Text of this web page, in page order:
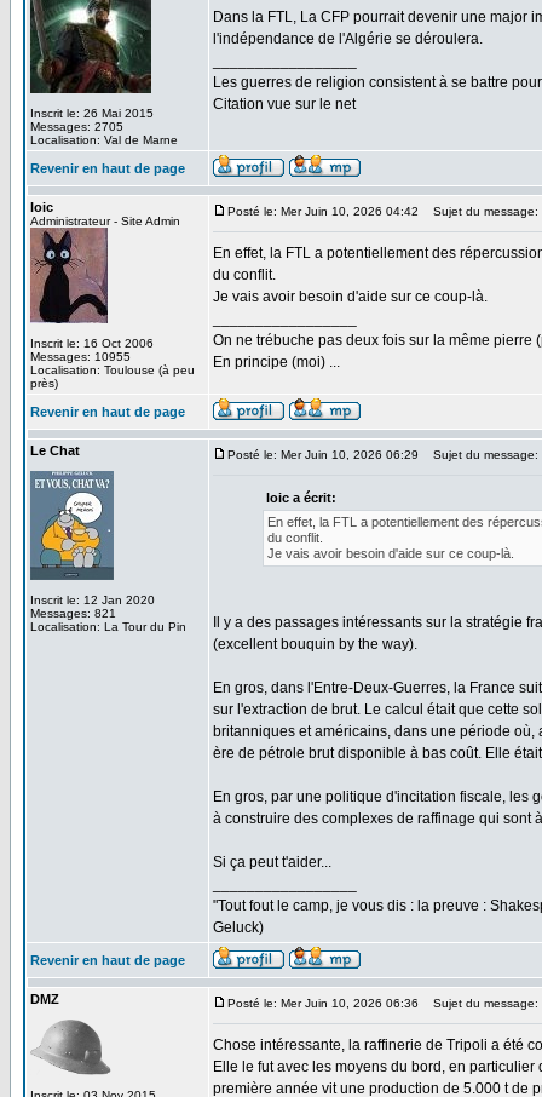
Inscrit le: 26 Mai 2015
Messages: 2705
Localisation: Val de Marne
Dans la FTL, La CFP pourrait devenir une major
l'indépendance de l'Algérie se déroulera.
Les guerres de religion consistent à se battre
Citation vue sur le net
Revenir en haut de page
loic
Administrateur - Site Admin
Inscrit le: 16 Oct 2006
Messages: 10955
Localisation: Toulouse (à peu
près)
Posté le: Mer Juin 10, 2026 04:42 Sujet du message:
En effet, la FTL a potentiellement des
du conflit.
Je vais avoir besoin d'aide sur ce coup-là.
On ne trébuche pas deux fois sur la même pierre
En principe (moi) ...
Revenir en haut de page
Le Chat
Inscrit le: 12 Jan 2020
Messages: 821
Localisation: La Tour du Pin
Posté le: Mer Juin 10, 2026 06:29 Sujet du message:
loic a écrit:
En effet, la FTL a potentiellement des
du conflit.
Je vais avoir besoin d'aide sur ce coup-là.
Il y a des passages intéressants sur la stratégie
(excellent bouquin by the way).
En gros, dans l'Entre-Deux-Guerres, la France
sur l'extraction de brut. Le calcul était que cette
britanniques et américains, dans une période
ère de pétrole brut disponible à bas coût. Elle
En gros, par une politique d'incitation fiscale, les
à construire des complexes de raffinage qui sont
Si ça peut t'aider...
"Tout fout le camp, je vous dis : la preuve :
Geluck)
Revenir en haut de page
DMZ Posté le: Mer Juin 10, 2026 06:36 Sujet du message:
Chose intéressante, la raffinerie de Tripoli a été
Elle le fut avec les moyens du bord, en
première année vit une production de 5.000 t de